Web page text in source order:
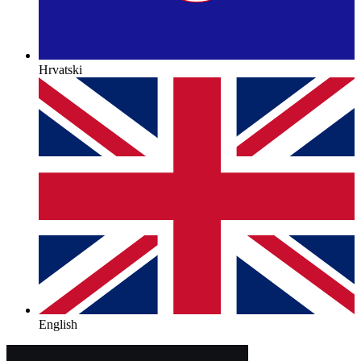
Hrvatski
English